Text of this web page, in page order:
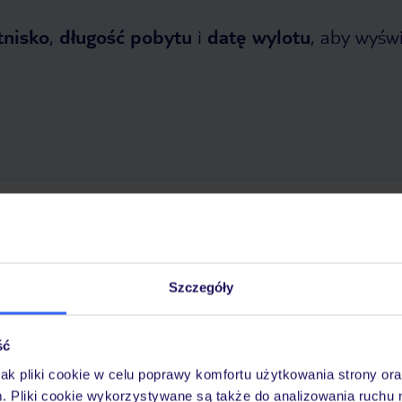
Szczegóły
pliki cookie w celu poprawy komfortu użytkowania strony
Pliki cookie wykorzystywane są także do analizowania ruchu
, długość pobytu i datę wylotu, aby
wakacjach 24/7